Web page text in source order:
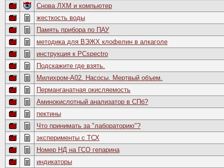
Снова ЛХМ и компьютер
жесткость воды
Память прибора по ПАУ
методика для ВЭЖХ клофелин в алкаголе
инструкция к PCspectro
Подскажите где взять.
Милихром-А02. Насосы. Мертвый объем.
Перманганатная окисляемость
Аминокислотный анализатор в СПб?
пектины
Что принимать за "лабораторию"?
эксперименты с ТСХ
Номер НД на ГСО гепарина
индикаторы